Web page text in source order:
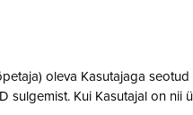
oleva Kasutajaga seotud
sulgemist. Kui Kasutajal on nii